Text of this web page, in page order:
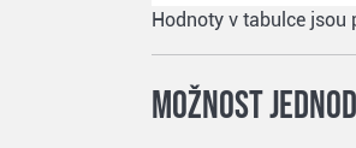
Hodnoty v tabulce
Možnost